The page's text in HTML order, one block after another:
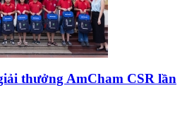
thưởng AmCham CSR lần